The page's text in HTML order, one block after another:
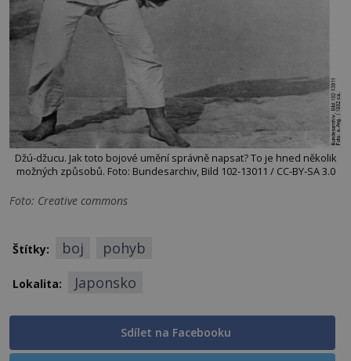
Džú-džucu. Jak toto bojové umění správně napsat? To je hned několik
možných způsobů. Foto: Bundesarchiv, Bild 102-13011 / CC-BY-SA 3.0
Foto: Creative commons
Štítky: boj pohyb
Lokalita: Japonsko
Sdílet na Facebooku